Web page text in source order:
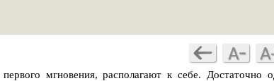
мгновения, располагают к себе. Достаточно